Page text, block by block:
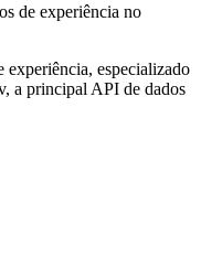
de experiência no
especializado
a principal API de dados